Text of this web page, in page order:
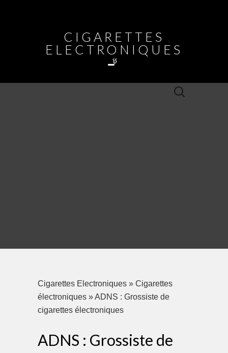
CIGARETTES
ELECTRONIQUES
🚬
Rechercher :
Cigarettes Electroniques » Cigarettes
électroniques »ADNS : Grossiste de
cigarettes électroniques
ADNS : Grossiste de